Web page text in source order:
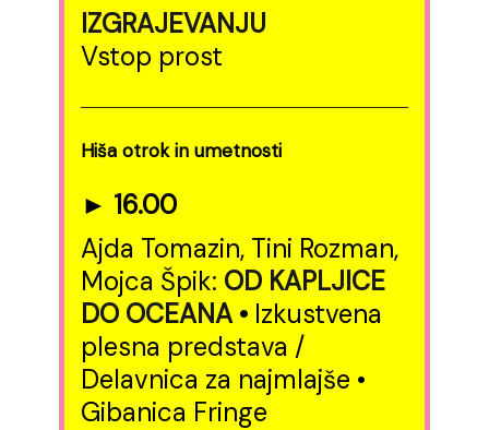
IZGRAJEVANJU
Vstop prost
Hiša otrok in umetnosti
► 16.00
Ajda Tomazin, Tini Rozman,
Mojca Špik: OD KAPLJICE
DO OCEANA• Izkustvena
plesna predstava /
Delavnica za najmlajše •
Gibanica Fringe